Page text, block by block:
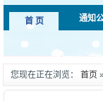
首 页 通知
您现在正在浏览： 首页 »